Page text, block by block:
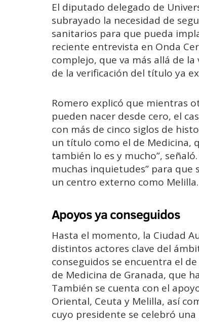
El diputado delegado de
subrayado la necesidad de
sanitarios para que pueda
reciente entrevista en Onda
complejo, que va más allá de
de la verificación del título ya
Romero explicó que mientras
pueden nacer desde cero, el
con más de cinco siglos de
un título como el de Medicina,
también lo es y mucho”,
muchas inquietudes” para
un centro externo como Melilla.
Apoyos ya conseguidos
Hasta el momento, la Ciudad
distintos actores clave del
conseguidos se encuentra el
de Medicina de Granada, que
También se cuenta con el
Oriental, Ceuta y Melilla, así
cuyo presidente se celebró